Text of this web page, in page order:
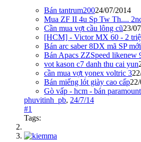
Bán tantrum20024/07/2014
Mua ZF II 4u Sp Tw Th....
Cần mua vợt cầu lông cũ23/
[HCM] - Victor MX 60 - 2
Bán arc saber 8DX mã SP
Bán Apacs ZZSpeed likenew
vot kason c7 danh thu cai yun
cần mua vợt yonex voltric 3
Bán miếng lót giày cao cấp
Gò vấp - hcm - bán
phuvitinh_pb, 24/7/14
#1
Tags: